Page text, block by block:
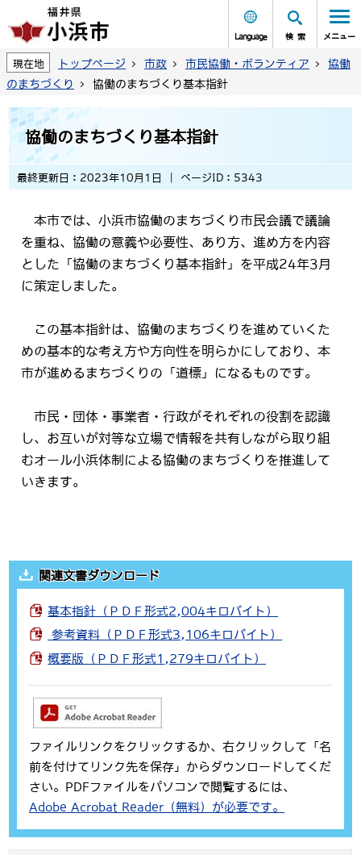
Language 検索 メニュー
現在地 トップページ 市政 市民協働・ボランティア
協働
のまちづくり
協働のまちづくり基本指針
協働のまちづくり基本指針
最終更新日：2023年10月1日 ページID：5343
本市では、小浜市協働のまちづくり市民会議で議論
を重ね、協働の意義や必要性、あり方、進め方を内容
とした「協働のまちづくり基本指針」を平成24年3月
に策定しました。
この基本指針は、協働のまちづくりを進めていくた
めの基本的な考え方や方向性を明らかにしており、本
市が進めるまちづくりの「道標」になるものです。
市民・団体・事業者・行政がそれぞれの役割を認識
し、お互いが対等な立場で情報を共有しながら取り組
むオール小浜体制による協働のまちづくりを推進して
いきます。
関連文書ダウンロード
基本指針（ＰＤＦ形式2,004キロバイト）
参考資料（ＰＤＦ形式3,106キロバイト）
概要版（ＰＤＦ形式1,279キロバイト）
ファイルリンクをクリックするか、右クリックして「名
前を付けてリンク先を保存」からダウンロードしてくだ
さい。PDFファイルをパソコンで閲覧するには、
Adobe Acrobat Reader（無料）が必要です。